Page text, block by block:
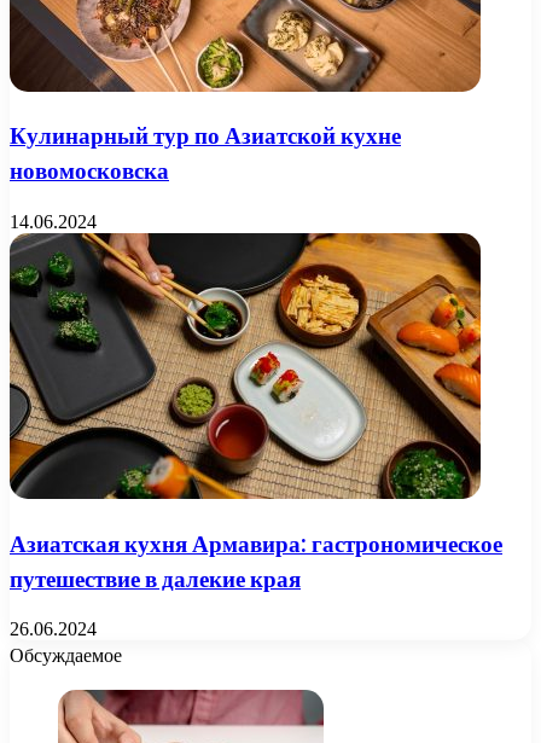
Кулинарный тур по Азиатской кухне
новомосковска
14.06.2024
Азиатская кухня Армавира: гастрономическое
путешествие в далекие края
26.06.2024
Обсуждаемое